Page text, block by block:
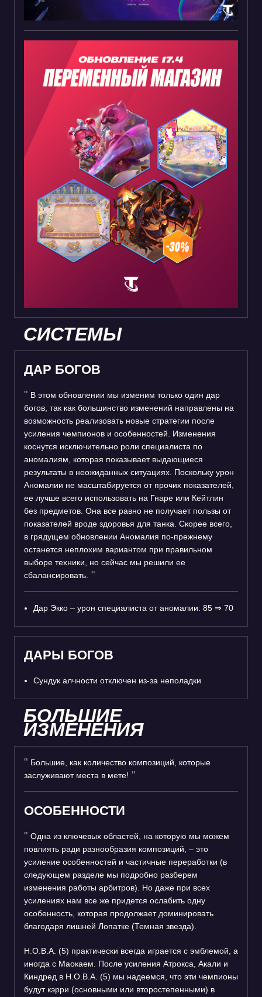
СИСТЕМЫ
ДАР БОГОВ
В этом обновлении мы изменим только один дар
богов, так как большинство изменений направлены на
возможность реализовать новые стратегии после
усиления чемпионов и особенностей. Изменения
коснутся исключительно роли специалиста по
аномалиям, которая показывает выдающиеся
результаты в неожиданных ситуациях. Поскольку урон
Аномалии не масштабируется от прочих показателей,
ее лучше всего использовать на Гнаре или Кейтлин
без предметов. Она все равно не получает пользы от
показателей вроде здоровья для танка. Скорее всего,
в грядущем обновлении Аномалия по-прежнему
останется неплохим вариантом при правильном
выборе техники, но сейчас мы решили ее
сбалансировать.
Дар Экко – урон специалиста от аномалии: 85 ⇒ 70
ДАРЫ БОГОВ
Сундук алчности отключен из-за неполадки
БОЛЬШИЕ
ИЗМЕНЕНИЯ
Большие, как количество композиций, которые
заслуживают места в мете!
ОСОБЕННОСТИ
Одна из ключевых областей, на которую мы можем
повлиять ради разнообразия композиций, – это
усиление особенностей и частичные переработки (в
следующем разделе мы подробно разберем
изменения работы арбитров). Но даже при всех
усилениях нам все же придется ослабить одну
особенность, которая продолжает доминировать
благодаря лишней Лопатке (Темная звезда).
Н.О.В.А. (5) практически всегда играется с эмблемой, а
иногда с Маокаем. После усиления Атрокса, Акали и
Киндред в Н.О.В.А. (5) мы надеемся, что эти чемпионы
будут кэрри (основными или второстепенными) в